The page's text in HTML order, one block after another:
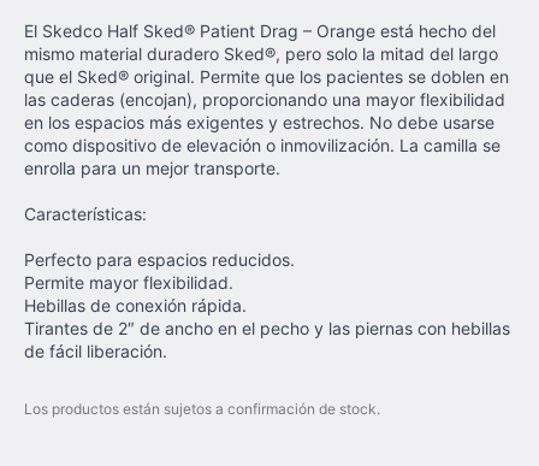
El Skedco Half Sked® Patient Drag – Orange está hecho del
mismo material duradero Sked®, pero solo la mitad del largo
que el Sked® original. Permite que los pacientes se doblen en
las caderas (encojan), proporcionando una mayor flexibilidad
en los espacios más exigentes y estrechos. No debe usarse
como dispositivo de elevación o inmovilización. La camilla se
enrolla para un mejor transporte.
Características:
Perfecto para espacios reducidos.
Permite mayor flexibilidad.
Hebillas de conexión rápida.
Tirantes de 2″ de ancho en el pecho y las piernas con hebillas
de fácil liberación.
Los productos están sujetos a confirmación de stock.